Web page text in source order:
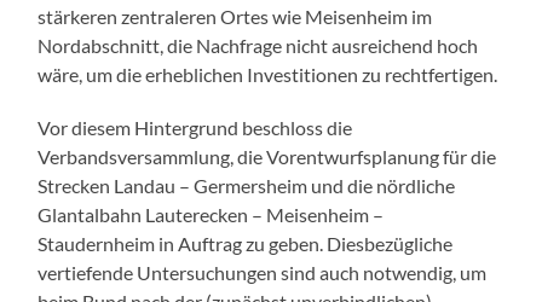
stärkeren zentraleren Ortes wie Meisenheim im
Nordabschnitt, die Nachfrage nicht ausreichend hoch
wäre, um die erheblichen Investitionen zu rechtfertigen.
Vor diesem Hintergrund beschloss die
Verbandsversammlung, die Vorentwurfsplanung für die
Strecken Landau – Germersheim und die nördliche
Glantalbahn Lauterecken – Meisenheim –
Staudernheim in Auftrag zu geben. Diesbezügliche
vertiefende Untersuchungen sind auch notwendig, um